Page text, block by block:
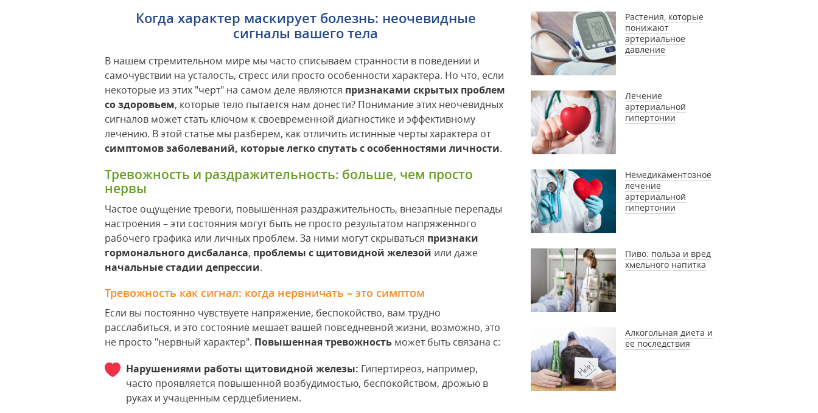
Когда характер маскирует болезнь: неочевидные
сигналы вашего тела
В нашем стремительном мире мы часто списываем странности в поведении и
самочувствии на усталость, стресс или просто особенности характера. Но что, если
некоторые из этих "черт" на самом деле являются признаками скрытых проблем
со здоровьем, которые тело пытается нам донести? Понимание этих неочевидных
сигналов может стать ключом к своевременной диагностике и эффективному
лечению. В этой статье мы разберем, как отличить истинные черты характера от
симптомов заболеваний, которые легко спутать с особенностями личности.
Тревожность и раздражительность: больше, чем просто
нервы
Частое ощущение тревоги, повышенная раздражительность, внезапные перепады
настроения – эти состояния могут быть не просто результатом напряженного
рабочего графика или личных проблем. За ними могут скрываться признаки
гормонального дисбаланса, проблемы с щитовидной железой или даже
начальные стадии депрессии.
Тревожность как сигнал: когда нервничать – это симптом
Если вы постоянно чувствуете напряжение, беспокойство, вам трудно
расслабиться, и это состояние мешает вашей повседневной жизни, возможно, это
не просто "нервный характер". Повышенная тревожность может быть связана с:
Нарушениями работы щитовидной железы: Гипертиреоз, например,
часто проявляется повышенной возбудимостью, беспокойством, дрожью в
руках и учащенным сердцебиением.
Растения, которые
понижают
артериальное
давление
Лечение
артериальной
гипертонии
Немедикаментозное
лечение
артериальной
гипертонии
Пиво: польза и вред
хмельного напитка
Алкогольная диета и
ее последствия